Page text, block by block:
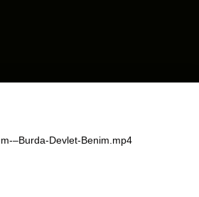
–Burda-Devlet-Benim.mp4